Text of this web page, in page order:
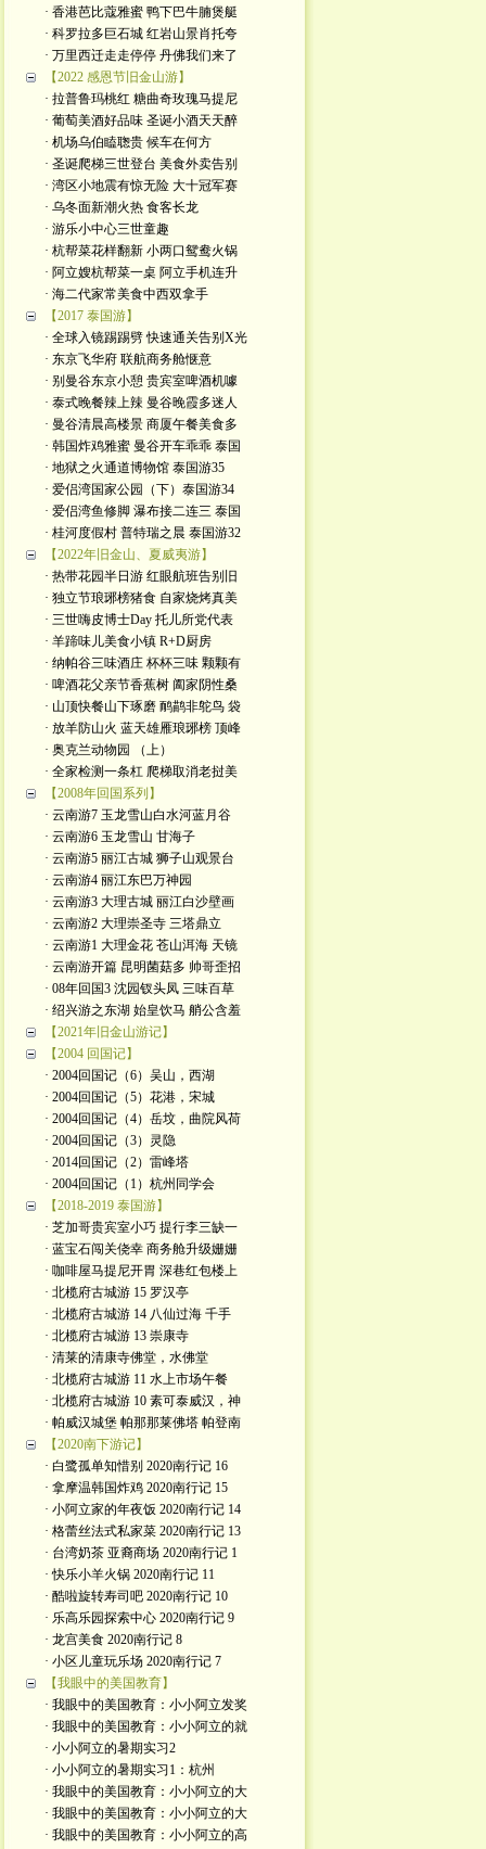
· 香港芭比蔻雅蜜 鸭下巴牛腩煲艇
· 科罗拉多巨石城 红岩山景肖托夸
· 万里西迁走走停停 丹佛我们来了
【2022 感恩节旧金山游】
· 拉普鲁玛桃红 糖曲奇玫瑰马提尼
· 葡萄美酒好品味 圣诞小酒天天醉
· 机场乌伯瞌聦贵 候车在何方
· 圣诞爬梯三世登台 美食外卖告别
· 湾区小地震有惊无险 大十冠军赛
· 乌冬面新潮火热 食客长龙
· 游乐小中心三世童趣
· 杭帮菜花样翻新 小两口鸳鸯火锅
· 阿立嫂杭帮菜一桌 阿立手机连升
· 海二代家常美食中西双拿手
【2017 泰国游】
· 全球入镜踢踢劈 快速通关告别X光
· 东京飞华府 联航商务舱惬意
· 别曼谷东京小憩 贵宾室啤酒机噱
· 泰式晚餐辣上辣 曼谷晚霞多迷人
· 曼谷清晨高楼景 商厦午餐美食多
· 韩国炸鸡雅蜜 曼谷开车乖乖 泰国
· 地狱之火通道博物馆 泰国游35
· 爱侣湾国家公园（下）泰国游34
· 爱侣湾鱼修脚 瀑布接二连三 泰国
· 桂河度假村 普特瑞之晨 泰国游32
【2022年旧金山、夏威夷游】
· 热带花园半日游 红眼航班告别旧
· 独立节琅琊榜猪食 自家烧烤真美
· 三世嗨皮博士Day 托儿所党代表
· 羊蹄味儿美食小镇 R+D厨房
· 纳帕谷三味酒庄 杯杯三味 颗颗有
· 啤酒花父亲节香蕉树 阖家阴性桑
· 山顶快餐山下琢磨 鸸鹋非鸵鸟 袋
· 放羊防山火 蓝天雄雁琅琊榜 顶峰
· 奥克兰动物园 （上）
· 全家检测一条杠 爬梯取消老挝美
【2008年回国系列】
· 云南游7 玉龙雪山白水河蓝月谷
· 云南游6 玉龙雪山 甘海子
· 云南游5 丽江古城 狮子山观景台
· 云南游4 丽江东巴万神园
· 云南游3 大理古城 丽江白沙壁画
· 云南游2 大理崇圣寺 三塔鼎立
· 云南游1 大理金花 苍山洱海 天镜
· 云南游开篇 昆明菌菇多 帅哥歪招
· 08年回国3 沈园钗头凤 三味百草
· 绍兴游之东湖 始皇饮马 艄公含羞
【2021年旧金山游记】
【2004 回国记】
· 2004回国记（6）吴山，西湖
· 2004回国记（5）花港，宋城
· 2004回国记（4）岳坟，曲院风荷
· 2004回国记（3）灵隐
· 2014回国记（2）雷峰塔
· 2004回国记（1）杭州同学会
【2018-2019 泰国游】
· 芝加哥贵宾室小巧 提行李三缺一
· 蓝宝石闯关侥幸 商务舱升级姗姗
· 咖啡屋马提尼开胃 深巷红包楼上
· 北榄府古城游 15 罗汉亭
· 北榄府古城游 14 八仙过海 千手
· 北榄府古城游 13 崇康寺
· 清莱的清康寺佛堂，水佛堂
· 北榄府古城游 11 水上市场午餐
· 北榄府古城游 10 素可泰威汉，神
· 帕威汉城堡 帕那那莱佛塔 帕登南
【2020南下游记】
· 白鹭孤单知惜别 2020南行记 16
· 拿摩温韩国炸鸡 2020南行记 15
· 小阿立家的年夜饭 2020南行记 14
· 格蕾丝法式私家菜 2020南行记 13
· 台湾奶茶 亚裔商场 2020南行记 1
· 快乐小羊火锅 2020南行记 11
· 酷啦旋转寿司吧 2020南行记 10
· 乐高乐园探索中心 2020南行记 9
· 龙宫美食 2020南行记 8
· 小区儿童玩乐场 2020南行记 7
【我眼中的美国教育】
· 我眼中的美国教育：小小阿立发奖
· 我眼中的美国教育：小小阿立的就
· 小小阿立的暑期实习2
· 小小阿立的暑期实习1：杭州
· 我眼中的美国教育：小小阿立的大
· 我眼中的美国教育：小小阿立的大
· 我眼中的美国教育：小小阿立的高